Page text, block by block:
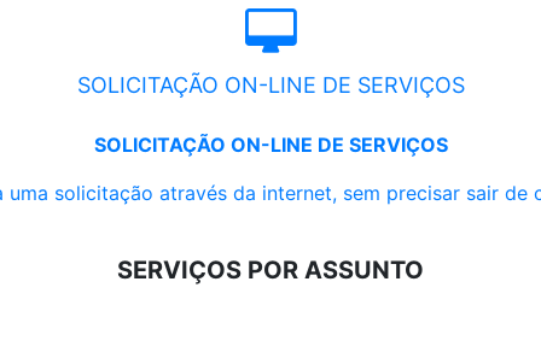
SOLICITAÇÃO ON-LINE DE SERVIÇOS
SOLICITAÇÃO ON-LINE DE SERVIÇOS
uma solicitação através da internet, sem precisar sair de
SERVIÇOS POR ASSUNTO